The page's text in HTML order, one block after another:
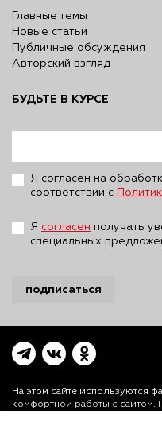
Главные темы
Новые статьи
Публичные обсуждения
Авторский взгляд
БУДЬТЕ В КУРСЕ
Я согласен на
соответствии с
Я согласен получать
специальных
подписаться
На этом сайте используются
комфортной работы с сайтом.